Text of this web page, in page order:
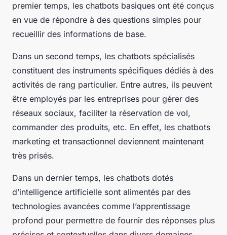
premier temps, les chatbots basiques ont été conçus
en vue de répondre à des questions simples pour
recueillir des informations de base.
Dans un second temps, les chatbots spécialisés
constituent des instruments spécifiques dédiés à des
activités de rang particulier. Entre autres, ils peuvent
être employés par les entreprises pour gérer des
réseaux sociaux, faciliter la réservation de vol,
commander des produits, etc. En effet, les chatbots
marketing et transactionnel deviennent maintenant
très prisés.
Dans un dernier temps, les chatbots dotés
d’intelligence artificielle sont alimentés par des
technologies avancées comme l’apprentissage
profond pour permettre de fournir des réponses plus